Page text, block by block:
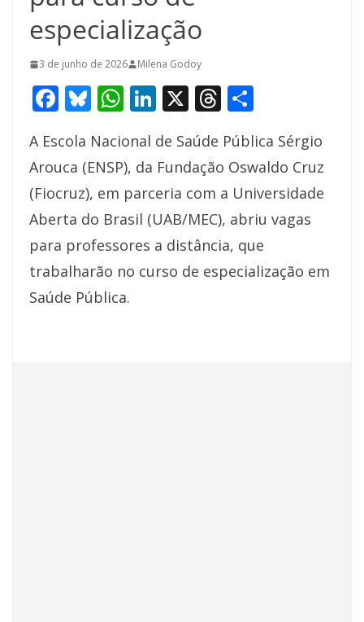
especialização
3 de junho de 2026 Milena Godoy
F
e
b
o
o
k
Bl
e
sk
y
W
at
s
A
p
p
Li
k
e
dI
n
X T
re
a
d
s
ar
e
A Escola Nacional de Saúde Pública Sérgio
Arouca (ENSP), da Fundação Oswaldo Cruz
(Fiocruz), em parceria com a Universidade
Aberta do Brasil (UAB/MEC), abriu vagas
para professores a distância, que
trabalharão no curso de especialização em
Saúde Pública.